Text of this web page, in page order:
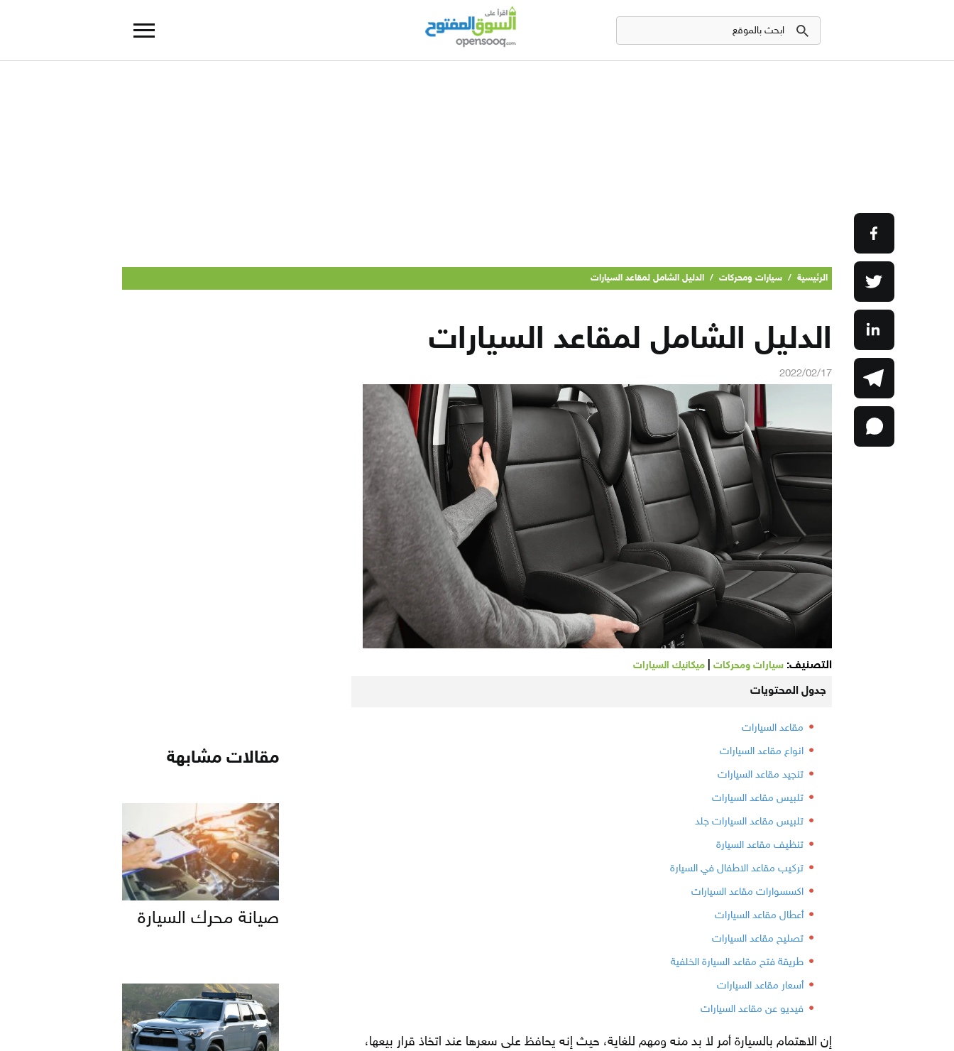
الرئيسية / سيارات ومحركات / الدليل الشامل لمقاعد السيارات
الدليل الشامل لمقاعد السيارات
2022/02/17
التصنيف: سيارات ومحركات ميكانيك السيارات
جدول المحتويات
مقاعد السيارات
انواع مقاعد السيارات
تنجيد مقاعد السيارات
تلبيس مقاعد السيارات
تلبيس مقاعد السيارات جلد
تنظيف مقاعد السيارة
تركيب مقاعد الاطفال في السيارة
اكسسوارات مقاعد السيارات
أعطال مقاعد السيارات
تصليح مقاعد السيارات
طريقة فتح مقاعد السيارة الخلفية
أسعار مقاعد السيارات
فيديو عن مقاعد السيارات
إن الاهتمام بالسيارة أمر لا بد منه ومهم للغاية، حيث إنه يحافظ على سعرها عند اتخاذ قرار بيعها،
مقالات مشابهة
صيانة محرك السيارة